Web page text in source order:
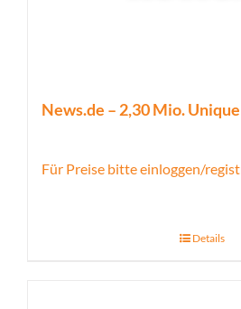
News.de – 2,30 Mio.
Für Preise bitte einloggen/
Details